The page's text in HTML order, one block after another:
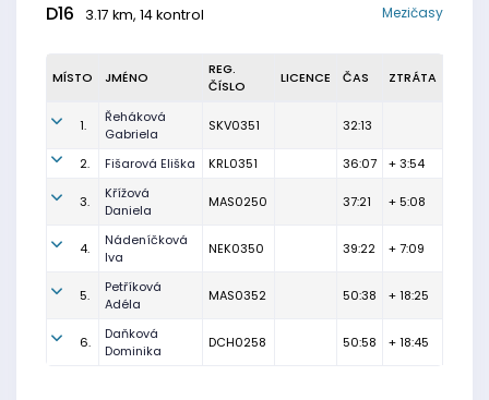
D16 3.17 km, 14 kontrol Mezičasy
MÍSTO JMÉNO
REG.
ČÍSLO
LICENCE ČAS ZTRÁTA
1.
Řeháková
Gabriela
SKV0351 32:13
2. Fišarová Eliška KRL0351 36:07 + 3:54
3.
Křížová
Daniela
MAS0250 37:21 + 5:08
4.
Nádeníčková
Iva
NEK0350 39:22 + 7:09
5.
Petříková
Adéla
MAS0352 50:38 + 18:25
6.
Daňková
Dominika
DCH0258 50:58 + 18:45